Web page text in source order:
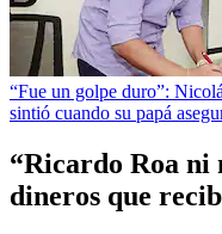
“Fue un golpe duro”:
sintió cuando su papá
“Ricardo Roa ni
dineros que